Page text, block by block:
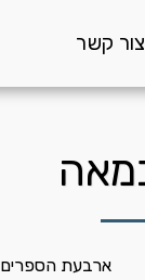
צור קשר
ארבעת